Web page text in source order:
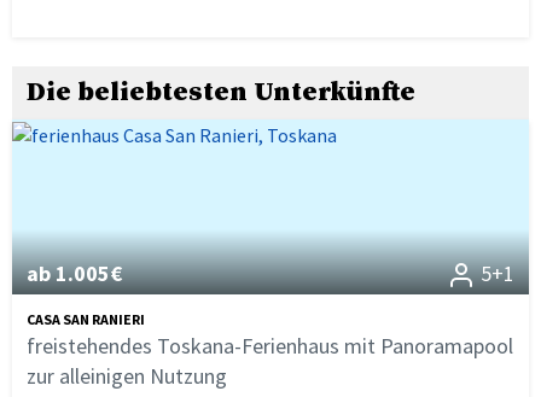
Die beliebtesten Unterkünfte
ab 1.005€ 5+1
CASA SAN RANIERI
freistehendes Toskana-Ferienhaus mit Panoramapool
zur alleinigen Nutzung